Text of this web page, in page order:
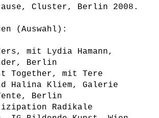
Cluster, Berlin 2008.
(Auswahl):
mit Lydia Hamann,
Berlin
Together, mit Tere
Halina Kliem, Galerie
Berlin
Radikale